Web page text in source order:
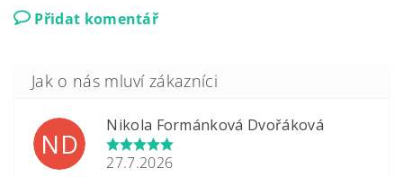
Přidat komentář
ND
Nikola Formánková Dvořáková
27.7.2026